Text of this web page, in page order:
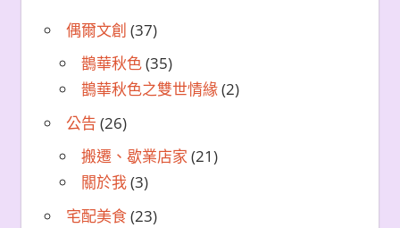
偶爾文創 (37)
鵲華秋色(35)
鵲華秋色之雙世情緣(2)
公告 (26)
搬遷、歇業店家 (21)
關於我(3)
宅配美食(23)